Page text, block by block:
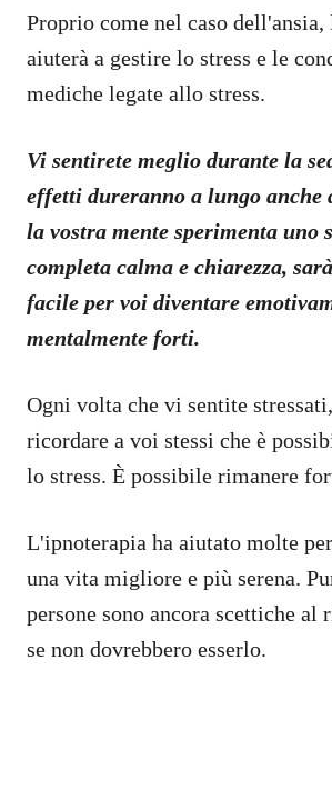
Proprio come nel caso
aiuterà a gestire lo stress e le
mediche legate allo stress.
Vi sentirete meglio durante la
effetti dureranno a lungo anche
la vostra mente sperimenta uno
completa calma e chiarezza,
facile per voi diventare
mentalmente forti.
Ogni volta che vi sentite
ricordare a voi stessi che è
lo stress. È possibile rimanere
L'ipnoterapia ha aiutato molte
una vita migliore e più serena.
persone sono ancora scettiche al
se non dovrebbero esserlo.